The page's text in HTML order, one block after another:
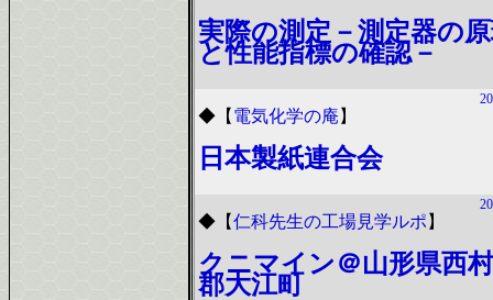
実際の測定－測定器の
と性能指標の確認－
◆ 【 電気化学の庵 】
日本製紙連合会
◆ 【仁科先生の工場見学ルポ 】
クニマイン＠山形県西
郡大江町